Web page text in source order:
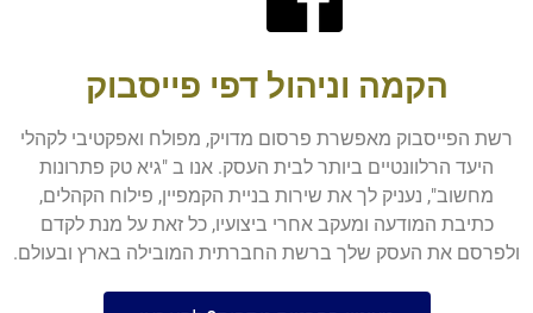
הקמה וניהול דפי פייסבוק
רשת הפייסבוק מאפשרת פרסום מדויק, מפולח ואפקטיבי לקהלי
היעד הרלוונטיים ביותר לבית העסק. אנו ב "גיא טק פתרונות
מחשוב", נעניק לך את שירות בניית הקמפיין, פילוח הקהלים,
כתיבת המודעה ומעקב אחרי ביצועיו, כל זאת על מנת לקדם
ולפרסם את העסק שלך ברשת החברתית המובילה בארץ ובעולם.